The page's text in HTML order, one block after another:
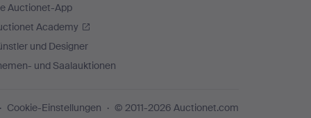
Auctionet-App
Academy
und Designer
und Saalauktionen
Cookie-Einstellungen © 2011-2026 Auctionet.com